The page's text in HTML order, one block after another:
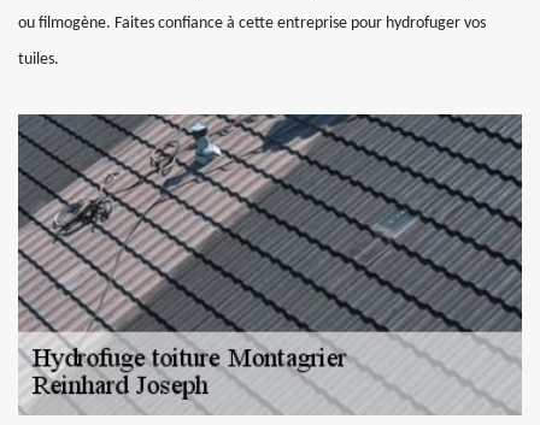
ou filmogène. Faites confiance à cette entreprise pour hydrofuger vos
tuiles.